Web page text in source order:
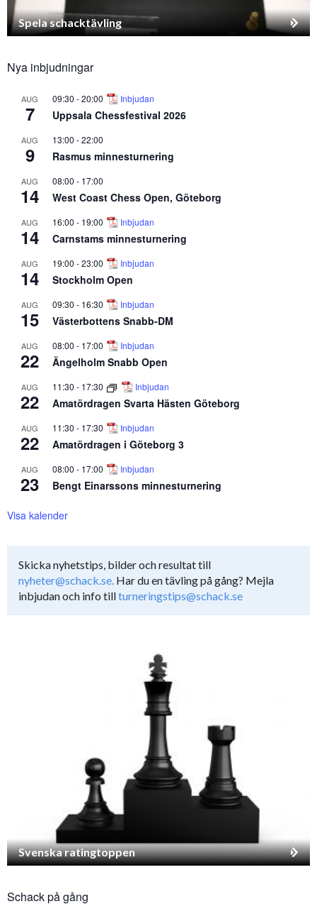
Spela schacktävling
Nya inbjudningar
AUG
7
09:30 -20:00 Inbjudan
Uppsala Chessfestival 2026
AUG
9
13:00 -22:00
Rasmus minnesturnering
AUG
14
08:00 - 17:00
West Coast Chess Open, Göteborg
AUG
14
16:00 - 19:00 Inbjudan
Carnstams minnesturnering
AUG
14
19:00 -23:00 Inbjudan
Stockholm Open
AUG
15
09:30 - 16:30 Inbjudan
Västerbottens Snabb-DM
AUG
22
08:00 - 17:00 Inbjudan
Ängelholm Snabb Open
AUG
22
11:30 - 17:30 Inbjudan
Amatördragen Svarta Hästen Göteborg
AUG
22
11:30 - 17:30 Inbjudan
Amatördragen i Göteborg 3
AUG
23
08:00 - 17:00 Inbjudan
Bengt Einarssons minnesturnering
Visa kalender
Skicka nyhetstips, bilder och resultat till
nyheter@schack.se. Har du en tävling på gång? Mejla
inbjudan och info tillturneringstips@schack.se
Svenska ratingtoppen
Schack på gång